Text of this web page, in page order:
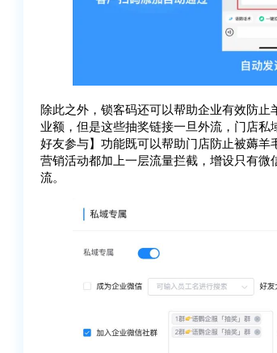
除此之外，锁客码还可以帮助企业有效防止
业额，但是这些抽奖链接一旦外流，门店
好友参与】功能既可以帮助门店防止被薅
营销活动都加上一层流量拦截，增设只有
流。